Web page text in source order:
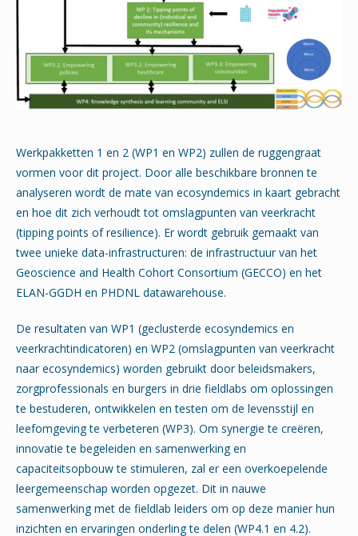
Werkpakketten 1 en 2 (WP1 en WP2) zullen de ruggengraat
vormen voor dit project. Door alle beschikbare bronnen te
analyseren wordt de mate van ecosyndemics in kaart gebracht
en hoe dit zich verhoudt tot omslagpunten van veerkracht
(tipping points of resilience). Er wordt gebruik gemaakt van
twee unieke data-infrastructuren: de infrastructuur van het
Geoscience and Health Cohort Consortium (GECCO) en het
ELAN-GGDH en PHDNL datawarehouse.
De resultaten van WP1 (geclusterde ecosyndemics en
veerkrachtindicatoren) en WP2 (omslagpunten van veerkracht
naar ecosyndemics) worden gebruikt door beleidsmakers,
zorgprofessionals en burgers in drie fieldlabs om oplossingen
te bestuderen, ontwikkelen en testen om de levensstijl en
leefomgeving te verbeteren (WP3). Om synergie te creëren,
innovatie te begeleiden en samenwerking en
capaciteitsopbouw te stimuleren, zal er een overkoepelende
leergemeenschap worden opgezet. Dit in nauwe
samenwerking met de fieldlab leiders om op deze manier hun
inzichten en ervaringen onderling te delen (WP4.1 en 4.2).